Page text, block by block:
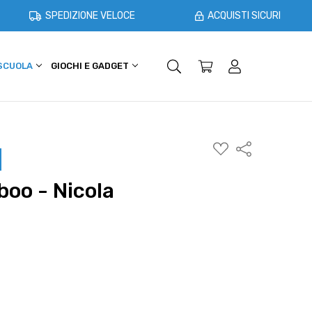
SPEDIZIONE VELOCE ACQUISTI SICURI
GIOCHI E GADGET SHOPPER E CASA
AGGIUNGI
ALLA
Condividi
- Nicola